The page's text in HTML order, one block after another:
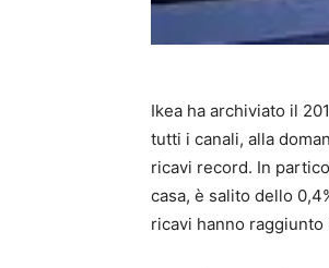
Ikea ha archiviato il
tutti i canali, alla
ricavi record. In
casa, è salito dello
ricavi hanno